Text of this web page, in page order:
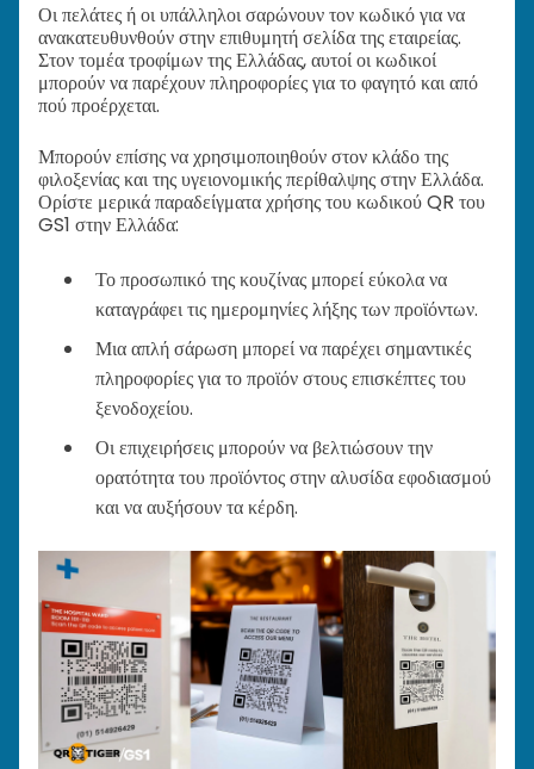
Οι πελάτες ή οι υπάλληλοι σαρώνουν τον κωδικό για να
ανακατευθυνθούν στην επιθυμητή σελίδα της εταιρείας.
Στον τομέα τροφίμων της Ελλάδας, αυτοί οι κωδικοί
μπορούν να παρέχουν πληροφορίες για το φαγητό και από
πού προέρχεται.
Μπορούν επίσης να χρησιμοποιηθούν στον κλάδο της
φιλοξενίας και της υγειονομικής περίθαλψης στην Ελλάδα.
Ορίστε μερικά παραδείγματα χρήσης του κωδικού QR του
GS1 στην Ελλάδα:
Το προσωπικό της κουζίνας μπορεί εύκολα να
καταγράφει τις ημερομηνίες λήξης των προϊόντων.
Μια απλή σάρωση μπορεί να παρέχει σημαντικές
πληροφορίες για το προϊόν στους επισκέπτες του
ξενοδοχείου.
Οι επιχειρήσεις μπορούν να βελτιώσουν την
ορατότητα του προϊόντος στην αλυσίδα εφοδιασμού
και να αυξήσουν τα κέρδη.